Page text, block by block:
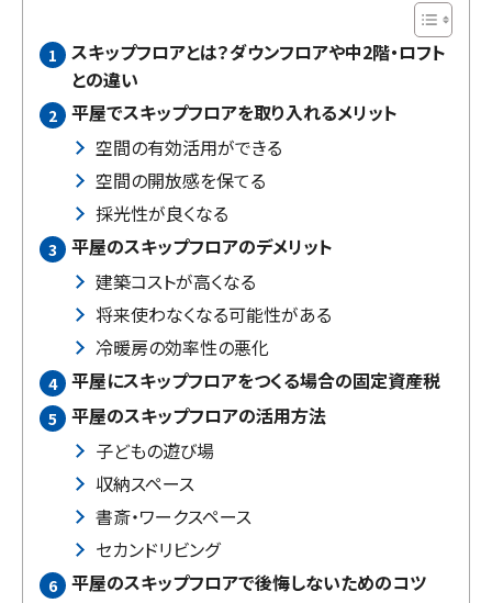
スキップフロアとは？ダウンフロアや中2階・ロフト
との違い
平屋でスキップフロアを取り入れるメリット
空間の有効活用ができる
空間の開放感を保てる
採光性が良くなる
平屋のスキップフロアのデメリット
建築コストが高くなる
将来使わなくなる可能性がある
冷暖房の効率性の悪化
平屋にスキップフロアをつくる場合の固定資産税
平屋のスキップフロアの活用方法
子どもの遊び場
収納スペース
書斎・ワークスペース
セカンドリビング
平屋のスキップフロアで後悔しないためのコツ